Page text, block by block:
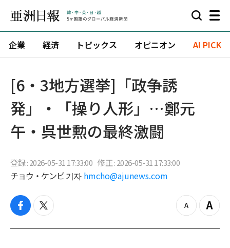
企業 経済 トピックス オピニオン AI PICK
[6・3地方選挙]「政争誘
発」・「操り人形」…鄭元
午・呉世勲の最終激闘
登録 : 2026-05-31 17:33:00 修正 : 2026-05-31 17:33:00
チョウ・ケンビ 기자 hmcho@ajunews.com
f
c
t
i
z
o
Z
o